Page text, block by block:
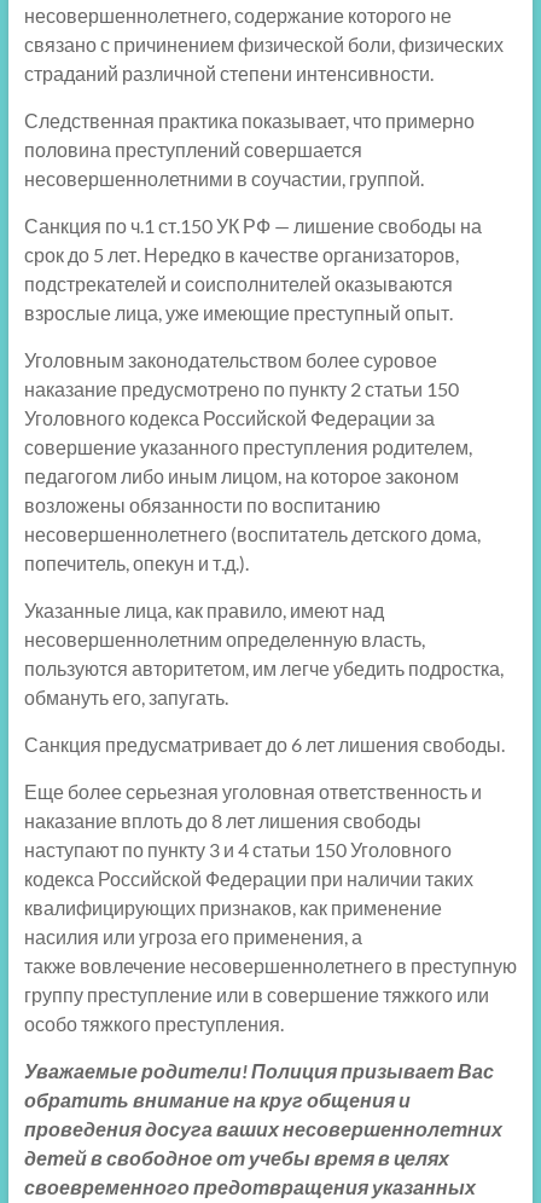
несовершеннолетнего, содержание которого не
связано с причинением физической боли, физических
страданий различной степени интенсивности.
Следственная практика показывает, что примерно
половина преступлений совершается
несовершеннолетними в соучастии, группой.
Санкция по ч.1 ст.150 УК РФ — лишение свободы на
срок до 5 лет. Нередко в качестве организаторов,
подстрекателей и соисполнителей оказываются
взрослые лица, уже имеющие преступный опыт.
Уголовным законодательством более суровое
наказание предусмотрено по пункту 2 статьи 150
Уголовного кодекса Российской Федерации за
совершение указанного преступления родителем,
педагогом либо иным лицом, на которое законом
возложены обязанности по воспитанию
несовершеннолетнего (воспитатель детского дома,
попечитель, опекун и т.д.).
Указанные лица, как правило, имеют над
несовершеннолетним определенную власть,
пользуются авторитетом, им легче убедить подростка,
обмануть его, запугать.
Санкция предусматривает до 6 лет лишения свободы.
Еще более серьезная уголовная ответственность и
наказание вплоть до 8 лет лишения свободы
наступают по пункту 3 и 4 статьи 150 Уголовного
кодекса Российской Федерации при наличии таких
квалифицирующих признаков, как применение
насилия или угроза его применения, а
также вовлечение несовершеннолетнего в преступную
группу преступление или в совершение тяжкого или
особо тяжкого преступления.
Уважаемые родители! Полиция призывает Вас
обратить внимание на круг общения и
проведения досуга ваших несовершеннолетних
детей в свободное от учебы время в целях
своевременного предотвращения указанных